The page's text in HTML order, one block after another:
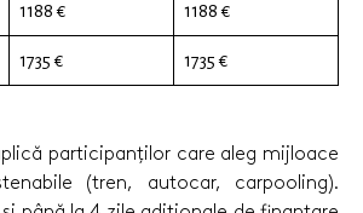
1188 € 1188 €
1735 € 1735 €
participanților care aleg mijloace
(tren, autocar, carpooling).